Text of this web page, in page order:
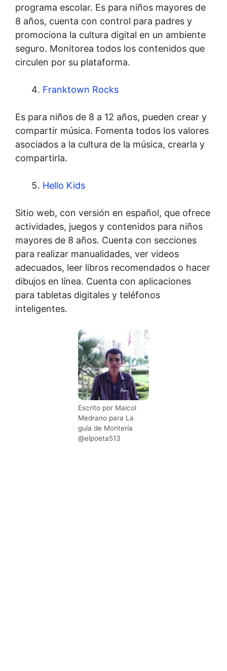
programa escolar. Es para niños mayores de
8 años, cuenta con control para padres y
promociona la cultura digital en un ambiente
seguro. Monitorea todos los contenidos que
circulen por su plataforma.
Franktown Rocks
Es para niños de 8 a 12 años, pueden crear y
compartir música. Fomenta todos los valores
asociados a la cultura de la música, crearla y
compartirla.
Hello Kids
Sitio web, con versión en español, que ofrece
actividades, juegos y contenidos para niños
mayores de 8 años. Cuenta con secciones
para realizar manualidades, ver videos
adecuados, leer libros recomendados o hacer
dibujos en línea. Cuenta con aplicaciones
para tabletas digitales y teléfonos
inteligentes.
Escrito por Maicol
Medrano para La
guía de Montería
@elpoeta513